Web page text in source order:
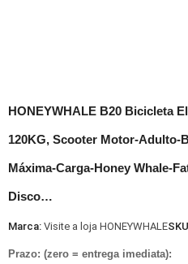
HONEYWHALE B20 Bicicleta
120KG, Scooter Motor-Adulto-
Máxima-Carga-Honey Whale-
Disco…
Marca: Visite a loja HONEYWHALE
Prazo: (zero = entrega imediata):